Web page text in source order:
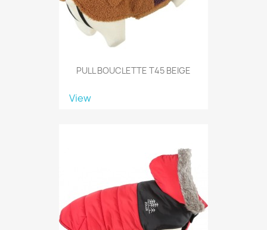
PULL BOUCLETTE T45 BEIGE
View